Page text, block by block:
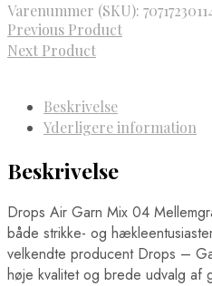
Varenummer (SKU):
Previous Product
Next Product
Beskrivelse
Yderligere information
Beskrivelse
Drops Air Garn Mix 04
både strikke- og
velkendte producent Drops –
høje kvalitet og brede udvalg af